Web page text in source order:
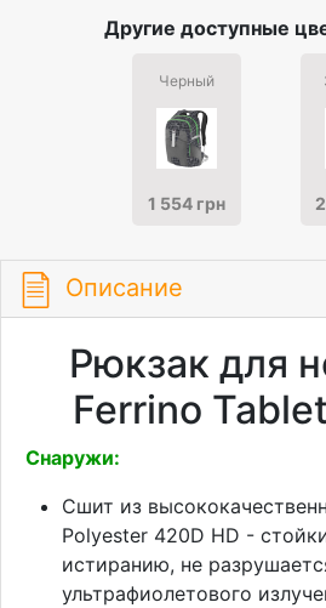
Другие доступные
Черный
1 554 грн
Описание
Рюкзак для
Ferrino
Снаружи:
Сшит из
Polyester 420D HD -
истиранию, не
ультрафиолетового